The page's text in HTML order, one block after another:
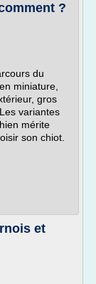
?
du
miniature,
gros
variantes
mérite
son chiot.
et